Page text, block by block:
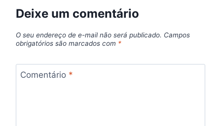
Deixe um comentário
O seu endereço de e-mail não será publicado. Campos
obrigatórios são marcados com *
Comentário *